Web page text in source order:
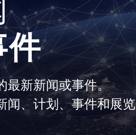
件
最新新闻或事件。
闻、计划、事件和展览